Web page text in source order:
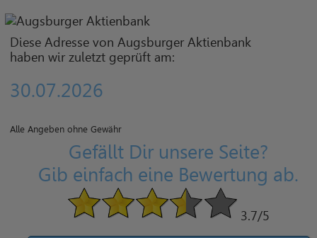
Diese Adresse von Augsburger Aktienbank
haben wir zuletzt geprüft am:
30.07.2026
Alle Angeben ohne Gewähr
Gefällt Dir unsere Seite?
Gib einfach eine Bewertung ab.
3.7/5